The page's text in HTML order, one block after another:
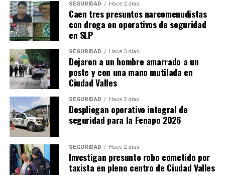
SEGURIDAD Hace 2 días
Caen tres presuntos narcomenudistas
con droga en operativos de seguridad
en SLP
SEGURIDAD Hace 3 días
Dejaron a un hombre amarrado a un
poste y con una mano mutilada en
Ciudad Valles
SEGURIDAD Hace 2 días
Despliegan operativo integral de
seguridad para la Fenapo 2026
SEGURIDAD Hace 2 días
Investigan presunto robo cometido por
taxista en pleno centro de Ciudad Valles